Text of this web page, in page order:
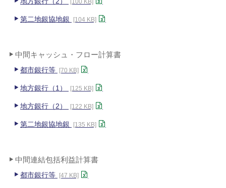
[100 KB]
第二地銀協地銀 [104 KB]
中間キャッシュ・フロー計算書
都市銀行等 [70 KB]
地方銀行（1） [125 KB]
地方銀行（2） [122 KB]
第二地銀協地銀 [135 KB]
中間連結包括利益計算書
都市銀行等 [47 KB]